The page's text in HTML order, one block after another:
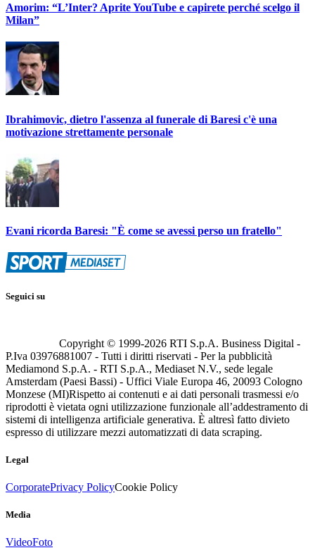
Amorim: “L’Inter? Aprite YouTube e capirete perché scelgo il
Milan”
Ibrahimovic, dietro l'assenza al funerale di Baresi c'è una
motivazione strettamente personale
Evani ricorda Baresi: "È come se avessi perso un fratello"
Seguici su
Copyright © 1999-2026 RTI S.p.A. Business Digital -
P.Iva 03976881007 - Tutti i diritti riservati - Per la pubblicità
Mediamond S.p.A. - RTI S.p.A., Mediaset N.V., sede legale
Amsterdam (Paesi Bassi) - Uffici Viale Europa 46, 20093 Cologno
Monzese (MI)Rispetto ai contenuti e ai dati personali trasmessi e/o
riprodotti è vietata ogni utilizzazione funzionale all’addestramento di
sistemi di intelligenza artificiale generativa. È altresì fatto divieto
espresso di utilizzare mezzi automatizzati di data scraping.
Legal
CorporatePrivacy PolicyCookie Policy
Media
VideoFoto